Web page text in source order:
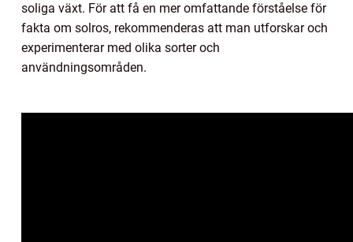
soliga växt. För att få en mer omfattande förståelse för
fakta om solros, rekommenderas att man utforskar och
experimenterar med olika sorter och
användningsområden.